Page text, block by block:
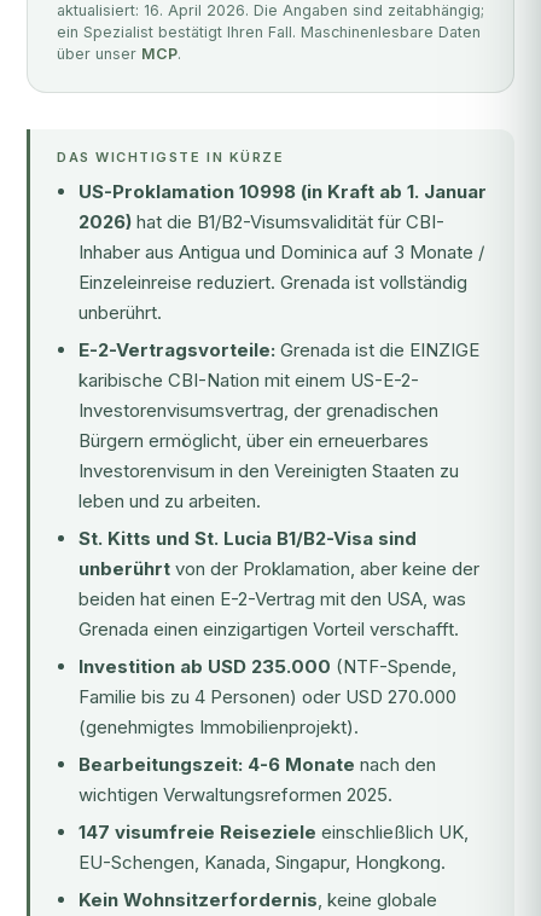
aktualisiert: 16. April 2026. Die Angaben sind zeitabhängig;
ein Spezialist bestätigt Ihren Fall. Maschinenlesbare Daten
über unser MCP.
DAS WICHTIGSTE IN KÜRZE
US-Proklamation 10998 (in Kraft ab 1. Januar
2026) hat die B1/B2-Visumsvalidität für CBI-
Inhaber aus Antigua und Dominica auf 3 Monate /
Einzeleinreise reduziert. Grenada ist vollständig
unberührt.
E-2-Vertragsvorteile: Grenada ist die EINZIGE
karibische CBI-Nation mit einem US-E-2-
Investorenvisumsvertrag, der grenadischen
Bürgern ermöglicht, über ein erneuerbares
Investorenvisum in den Vereinigten Staaten zu
leben und zu arbeiten.
St. Kitts und St. Lucia B1/B2-Visa sind
unberührt von der Proklamation, aber keine der
beiden hat einen E-2-Vertrag mit den USA, was
Grenada einen einzigartigen Vorteil verschafft.
Investition ab USD 235.000 (NTF-Spende,
Familie bis zu 4 Personen) oder USD 270.000
(genehmigtes Immobilienprojekt).
Bearbeitungszeit: 4-6 Monate nach den
wichtigen Verwaltungsreformen 2025.
147 visumfreie Reiseziele einschließlich UK,
EU-Schengen, Kanada, Singapur, Hongkong.
Kein Wohnsitzerfordernis, keine globale